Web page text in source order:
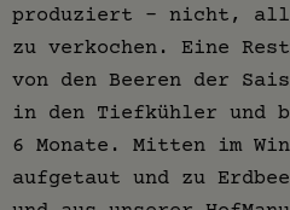
produziert – nicht,
zu verkochen. Eine
von den Beeren der
in den Tiefkühler und
6 Monate. Mitten im
aufgetaut und zu